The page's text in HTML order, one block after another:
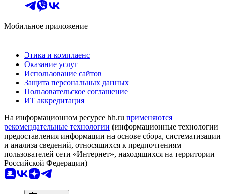
Мобильное приложение
Этика и комплаенс
Оказание услуг
Использование сайтов
Защита персональных данных
Пользовательское соглашение
ИТ аккредитация
На информационном ресурсе hh.ru применяются
рекомендательные технологии (информационные технологии
предоставления информации на основе сбора, систематизации
и анализа сведений, относящихся к предпочтениям
пользователей сети «Интернет», находящихся на территории
Российской Федерации)